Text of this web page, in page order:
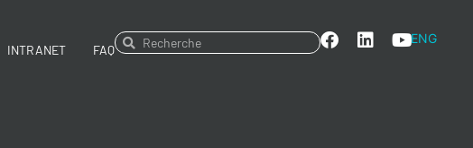
INTRANET FAQ
ENG